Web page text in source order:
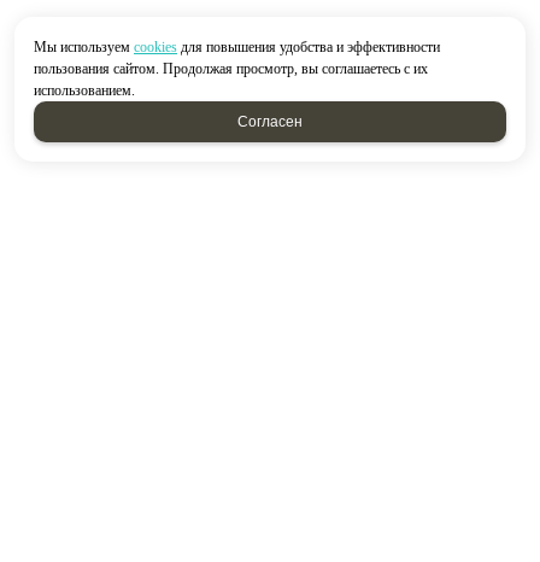
Мы используем cookies для повышения удобства и эффективности
пользования сайтом. Продолжая просмотр, вы соглашаетесь с их
использованием.
Согласен